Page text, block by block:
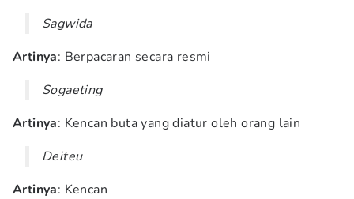
Sagwida
Artinya: Berpacaran secara resmi
Sogaeting
Artinya: Kencan buta yang diatur oleh orang lain
Deiteu
Artinya: Kencan